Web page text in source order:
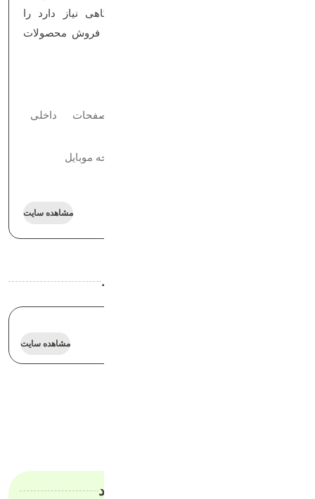
مخاطب برای انتخاب یک سایت فروشگاهی نیاز دارد را
داراست و میتواند یک گزینه مناشب برای فروش محصولات
طراحی صفحات داخلی
طراحی نسخه موبایل
مشاهده سایت
نمونه کارهار مرتبط
مشاهده سایت
دیدگاهتان را بنویسید